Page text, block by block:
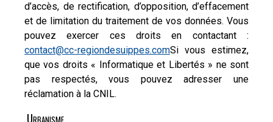
d’accès, de rectification, d’opposition, d’effacement
et de limitation du traitement de vos données. Vous
pouvez exercer ces droits en contactant :
contact@cc-regiondesuippes.comSi vous estimez,
que vos droits « Informatique et Libertés » ne sont
pas respectés, vous pouvez adresser une
réclamation à la CNIL.
Urbanisme